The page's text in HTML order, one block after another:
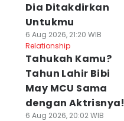
Dia Ditakdirkan
Untukmu
6 Aug 2026, 21:20 WIB
Relationship
Tahukah Kamu?
Tahun Lahir Bibi
May MCU Sama
dengan Aktrisnya!
6 Aug 2026, 20:02 WIB